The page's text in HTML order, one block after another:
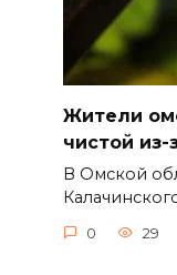
Жители
чистой
В Омской
0 29